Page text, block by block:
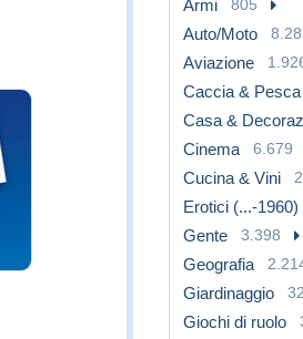
Armi 805
Auto/Moto
Aviazione
Caccia & Pesca
Casa &
Cinema 6.679
Cucina & Vini
Erotici (...-1960)
Gente 3.398
Geografia
Giardinaggio
Giochi di ruolo